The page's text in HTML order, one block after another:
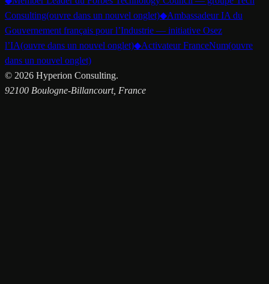
Consulting(ouvre dans un nouvel onglet)◆Ambassadeur IA du
Gouvernement français pour l’Industrie — initiative Osez
l’IA(ouvre dans un nouvel onglet)◆Activateur FranceNum(ouvre
dans un nouvel onglet)
© 2026 Hyperion Consulting.
92100 Boulogne-Billancourt, France